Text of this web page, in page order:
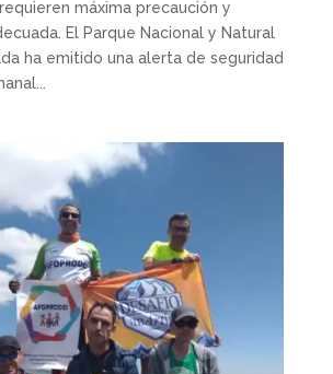
máxima precaución y
El Parque Nacional y Natural
ha emitido una alerta de seguridad